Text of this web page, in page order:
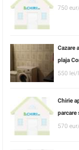
750
Cazare
plaja
550 lei/
Chirie
parcare
570